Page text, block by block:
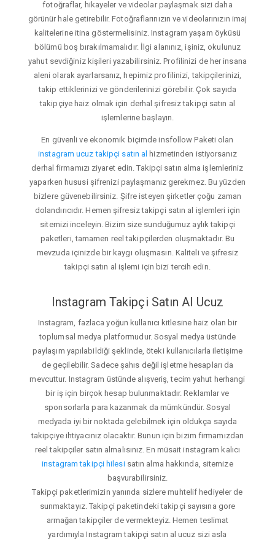
fotoğraflar, hikayeler ve videolar paylaşmak sizi daha
görünür hale getirebilir. Fotoğraflarınızın ve videolarınızın imaj
kalitelerine itina göstermelisiniz. Instagram yaşam öyküsü
bölümü boş bırakılmamalıdır. İlgi alanınız, işiniz, okulunuz
yahut sevdiğiniz kişileri yazabilirsiniz. Profilinizi de her insana
aleni olarak ayarlarsanız, hepimiz profilinizi, takipçilerinizi,
takip ettiklerinizi ve gönderilerinizi görebilir. Çok sayıda
takipçiye haiz olmak için derhal şifresiz takipçi satın al
işlemlerine başlayın.
En güvenli ve ekonomik biçimde insfollow Paketi olan
instagram ucuz takipçi satın al hizmetinden istiyorsanız
derhal firmamızı ziyaret edin. Takipçi satın alma işlemleriniz
yaparken hususi şifrenizi paylaşmanız gerekmez. Bu yüzden
bizlere güvenebilirsiniz. Şifre isteyen şirketler çoğu zaman
dolandırıcıdır. Hemen şifresiz takipçi satın al işlemleri için
sitemizi inceleyin. Bizim size sunduğumuz aylık takipçi
paketleri, tamamen reel takipçilerden oluşmaktadır. Bu
mevzuda içinizde bir kaygı oluşmasın. Kaliteli ve şifresiz
takipçi satın al işlemi için bizi tercih edin.
Instagram Takipçi Satın Al Ucuz
Instagram, fazlaca yoğun kullanıcı kitlesine haiz olan bir
toplumsal medya platformudur. Sosyal medya üstünde
paylaşım yapılabildiği şeklinde, öteki kullanıcılarla iletişime
de geçilebilir. Sadece şahıs değil işletme hesapları da
mevcuttur. Instagram üstünde alışveriş, tecim yahut herhangi
bir iş için birçok hesap bulunmaktadır. Reklamlar ve
sponsorlarla para kazanmak da mümkündür. Sosyal
medyada iyi bir noktada gelebilmek için oldukça sayıda
takipçiye ihtiyacınız olacaktır. Bunun için bizim firmamızdan
reel takipçiler satın almalısınız. En müsait instagram kalıcı
instagram takipçi hilesisatın alma hakkında, sitemize
başvurabilirsiniz.
Takipçi paketlerimizin yanında sizlere muhtelif hediyeler de
sunmaktayız. Takipçi paketindeki takipçi sayısına gore
armağan takipçiler de vermekteyiz. Hemen teslimat
yardımıyla Instagram takipçi satın al ucuz sizi asla